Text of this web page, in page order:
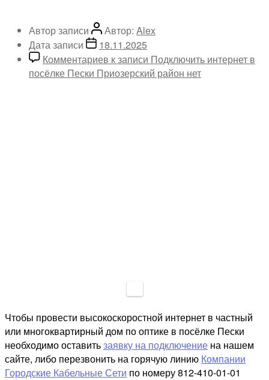
Автор записи Автор: Alex
Дата записи
18.11.2025
Комментариев к записи Подключить интернет в
посёлке Пески Приозерский район нет
Чтобы провести высокоскоростной интернет в частный
или многоквартирный дом по оптике в посёлке Пески
необходимо оставитьзаявку на подключение на нашем
сайте, либо перезвонить на горячую линию Компании
Городские Кабельные Сети по номеру 812-410-01-01